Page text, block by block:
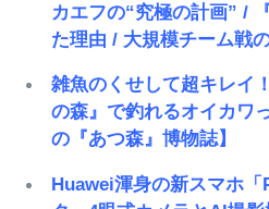
カエフの“究極の計画” /
た理由 / 大規模チーム戦
雑魚のくせして超キレイ
の森』で釣れるオイカワ
の『あつ森』博物誌】
Huawei渾身の新スマホ